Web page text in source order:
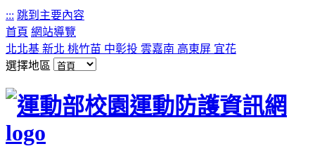
::: 跳到主要內容
首頁 網站導覽
北北基 新北 桃竹苗 中彰投 雲嘉南 高東屏 宜花
選擇地區